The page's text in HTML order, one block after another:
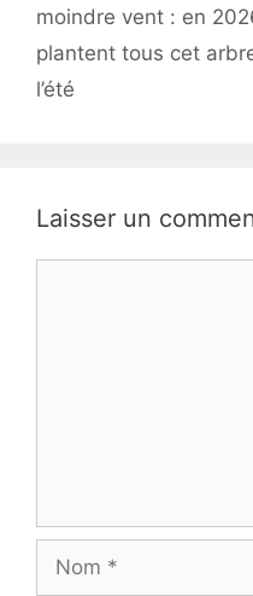
moindre vent : en
plantent tous cet
l’été
Laisser un
Nom